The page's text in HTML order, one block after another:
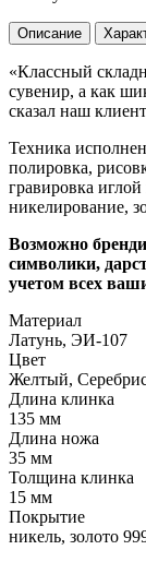
Описание
«Классный
сувенир, а как
сказал наш
Техника
полировка,
гравировка иглой
никелирование,
Возможно
символики,
учетом всех
Материал
Латунь, ЭИ-107
Цвет
Желтый,
Длина клинка
135 мм
Длина ножа
35 мм
Толщина клинка
15 мм
Покрытие
никель, золото